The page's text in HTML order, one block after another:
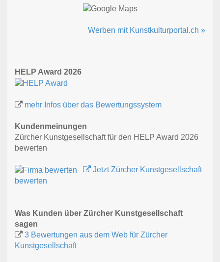
Werben mit Kunstkulturportal.ch »
HELP Award 2026
mehr Infos über das Bewertungssystem
Kundenmeinungen
Zürcher Kunstgesellschaft für den HELP Award 2026
bewerten
Jetzt Zürcher Kunstgesellschaft
bewerten
Was Kunden über Zürcher Kunstgesellschaft
sagen
3 Bewertungen aus dem Web für Zürcher
Kunstgesellschaft